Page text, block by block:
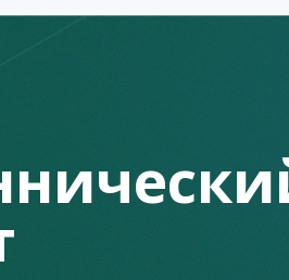
зарегистрированных в системе
число превысило 367, 6 тыс., что
При этом продолжает расти
брокерских счетов в
Территориальное лидерство – за
г. Нур-Султан (10 %) и
объяснить ростом финансовой